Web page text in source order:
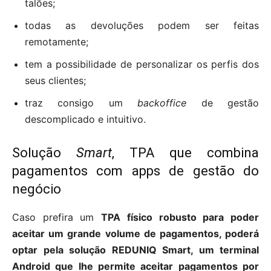
talões;
todas as devoluções podem ser feitas
remotamente;
tem a possibilidade de personalizar os perfis dos
seus clientes;
traz consigo um backoffice de gestão
descomplicado e intuitivo.
Solução Smart, TPA que combina
pagamentos com apps de gestão do
negócio
Caso prefira umTPA físico robusto para poder
aceitar um grande volume de pagamentos, poderá
optar pela solução REDUNIQ Smart, um terminal
Android que lhe permite aceitar pagamentos por